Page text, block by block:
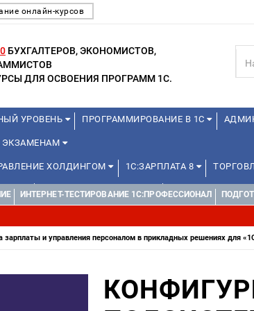
онлайн-курсов
БУХГАЛТЕРОВ, ЭКОНОМИСТОВ,
ДЛЯ ОСВОЕНИЯ ПРОГРАММ 1С.
УРОВЕНЬ ПРОГРАММИРОВАНИЕ В 1С
ЭКЗАМЕНАМ
ХОЛДИНГОМ 1С:ЗАРПЛАТА 8
1С:ДОКУМЕНТООБОРОТ WEB, JAVA И
ИНТЕРНЕТ-ТЕСТИРОВАНИЕ 1С:ПРОФЕССИОНАЛ
зарплаты и управления персоналом в прикладных решениях для